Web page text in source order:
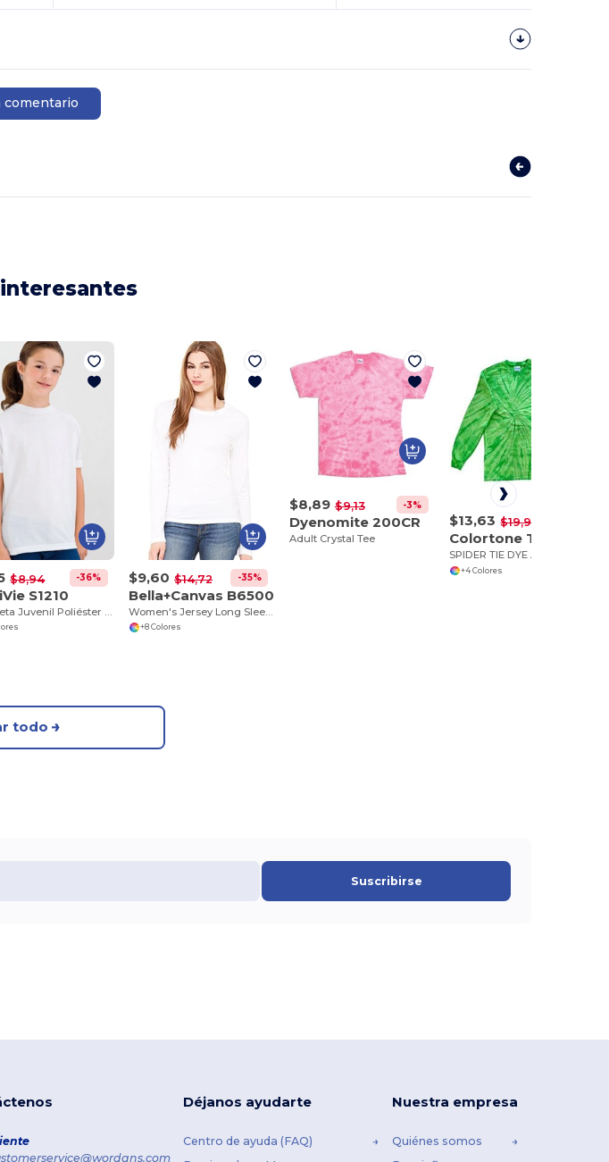
comentario
$8,94 -36%
S1210
Camiseta Juvenil Poliéster Confort
$9,60 $14,72 -35%
Bella+Canvas B6500
Women's Jersey Long Sleeve Tee
+8 Colores
$8,89 $9,13 -3%
Dyenomite 200CR
Adult Crystal Tee
$13,63 $19,94
Colortone T2000
+4 Colores
todo
Suscribirse
Déjanos ayudarte
Centro de ayuda (FAQ)
Nuestra empresa
Quiénes somos